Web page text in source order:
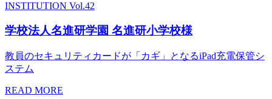
INSTITUTION Vol.42
学校法人名進研学園 名進研小学校様
教員のセキュリティカードが「カギ」となるiPad充電保管シ
ステム
READ MORE